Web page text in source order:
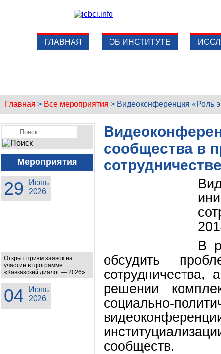
ГЛАВНАЯ ОБ ИНСТИТУТЕ
Главная > Все мероприятия > Видеоконференция «Роль
Мероприятия
29
Июнь
2026
Открыт прием заявок на
участие в программе
«Кавказский диалог — 2026»
04
Июнь
2026
сообщества в
В
обсудить
сотрудничества,
решении
социально-
сообществ.